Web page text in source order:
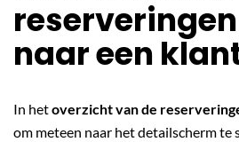
naar een
In hetoverzicht van de
om meteen naar het detailscherm te